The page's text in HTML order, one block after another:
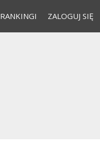
RANKINGI ZALOGUJ SIĘ